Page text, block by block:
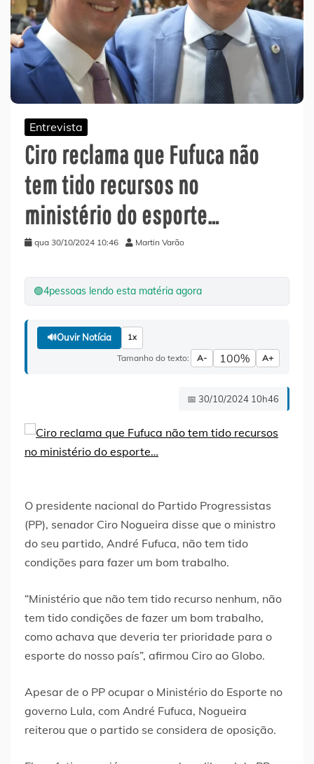
Entrevista
Ciro reclama que Fufuca não
tem tido recursos no
ministério do esporte…
qua 30/10/2024 10:46 Martin Varão
🟢4pessoas lendo esta matéria agora
🔊Ouvir Notícia 1x
Tamanho do texto: A- 100% A+
📅 30/10/2024 10h46
O presidente nacional do Partido Progressistas
(PP), senador Ciro Nogueira disse que o ministro
do seu partido, André Fufuca, não tem tido
condições para fazer um bom trabalho.
“Ministério que não tem tido recurso nenhum, não
tem tido condições de fazer um bom trabalho,
como achava que deveria ter prioridade para o
esporte do nosso país”, afirmou Ciro ao Globo.
Apesar de o PP ocupar o Ministério do Esporte no
governo Lula, com André Fufuca, Nogueira
reiterou que o partido se considera de oposição.